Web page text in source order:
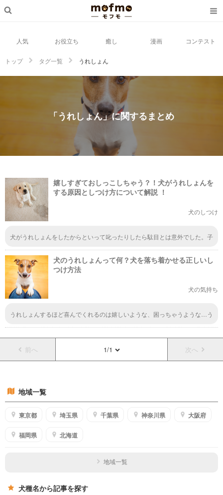
人気 お役立ち 癒し 漫画 コンテスト
トップ タグ一覧 うれしょん
「うれしょん」に関するまとめ
嬉しすぎておしっこしちゃう？！犬がうれしょんを
する原因としつけ方について解説 ！
犬のしつけ
犬がうれしょんをしたからといって叱ったりしたら駄目とは意外でした。子
ら、成長を見守っていくことも求められるんですね。普段のトイレができな
くなるのは良くないことなので、そうならないようにしたいです。
犬のうれしょんって何？犬を落ち着かせる正しいし
つけ方法
犬の気持ち
うれしょんするほど喜んでくれるのは嬉しいような、困っちゃうような…う
ました。この記事を読ませてみたいです。
前へ 1/1 次へ
地域一覧
東京都 埼玉県 千葉県 神奈川県 大阪府
福岡県 北海道
地域一覧
犬種名から記事を探す